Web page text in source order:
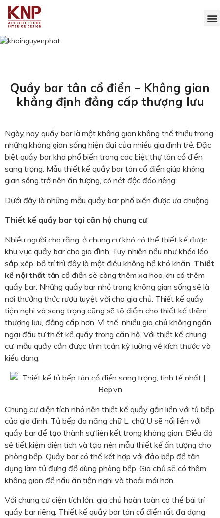
Quầy bar tân cổ điển – Không gian
khẳng định đẳng cấp thượng lưu
Ngày nay quầy bar là một không gian không thể thiếu trong
những không gian sống hiện đại của nhiều gia đình trẻ. Đặc
biệt quầy bar khá phổ biến trong các biệt thự tân cổ điển
sang trọng. Mẫu thiết kế quầy bar tân cổ điển giúp không
gian sống trở nên ấn tượng, có nét độc đáo riêng.
Dưới đây là những mẫu quầy bar phổ biến được ưa chuộng
Thiết kế quầy bar tại căn hộ chung cư
Nhiều người cho rằng, ở chung cư khó có thể thiết kế được
khu vực quầy bar cho gia đình. Tuy nhiên nếu như khéo léo
sắp xếp, bố trí thì đây là một điều không hề khó khăn. Thiết
kế nội thất tân cổ điển sẽ càng thêm xa hoa khi có thêm
quầy bar. Những quầy bar nhỏ trong không gian sống sẽ là
nơi thưởng thức rượu tuyệt vời cho gia chủ. Thiết kế quầy
tiện nghi và sang trọng cũng sẽ tô điểm cho thiết kế thêm
thượng lưu, đẳng cấp hơn. Vì thế, nhiều gia chủ không ngần
ngại đầu tư thiết kế quầy trong căn hộ. Với thiết kế chung
cư, mẫu quầy cần được tính toán kỹ lưỡng về kích thước và
kiểu dáng.
Chung cư diện tích nhỏ nên thiết kế quầy gắn liền với tủ bếp
của gia đình. Tủ bếp đa năng chữ L, chữ U sẽ nối liền với
quầy bar để tạo thành sự liên kết trong không gian. Điều đó
sẽ tiết kiệm diện tích và tạo nên mẫu thiết kế ấn tượng cho
phòng bếp. Quầy bar có thể kết hợp với đảo bếp để tận
dụng làm tủ đựng đồ dùng phòng bếp. Gia chủ sẽ có thêm
không gian để nấu ăn tiện nghi và thoải mái hơn.
Với chung cư diện tích lớn, gia chủ hoàn toàn có thể bài trí
quầy bar riêng. Thiết kế quầy bar tân cổ điển rất đa dạng